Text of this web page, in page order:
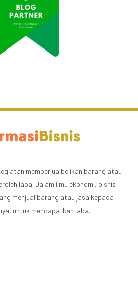
memperjualbelikan barang atau
laba. Dalam ilmu ekonomi, bisnis
menjual barang atau jasa kepada
untuk mendapatkan laba.